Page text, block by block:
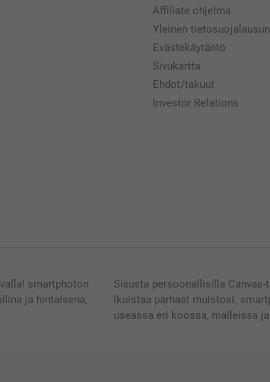
Affiliate ohjelma
Yleinen
Evästekäytäntö
Sivukartta
Ehdot/takuut
Investor Relations
smartphoton
ja hintaisena,
Sisusta persoonallisilla Canvas-
ikuistaa parhaat muistosi.
useassa eri koossa, malleissa